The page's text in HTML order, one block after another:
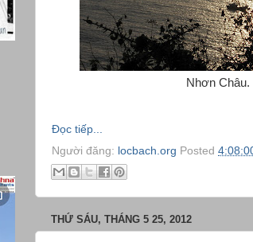
Nhơn Châu.
Đọc tiếp...
Người đăng: locbach.org Posted
THỨ SÁU, THÁNG 5 25, 2012